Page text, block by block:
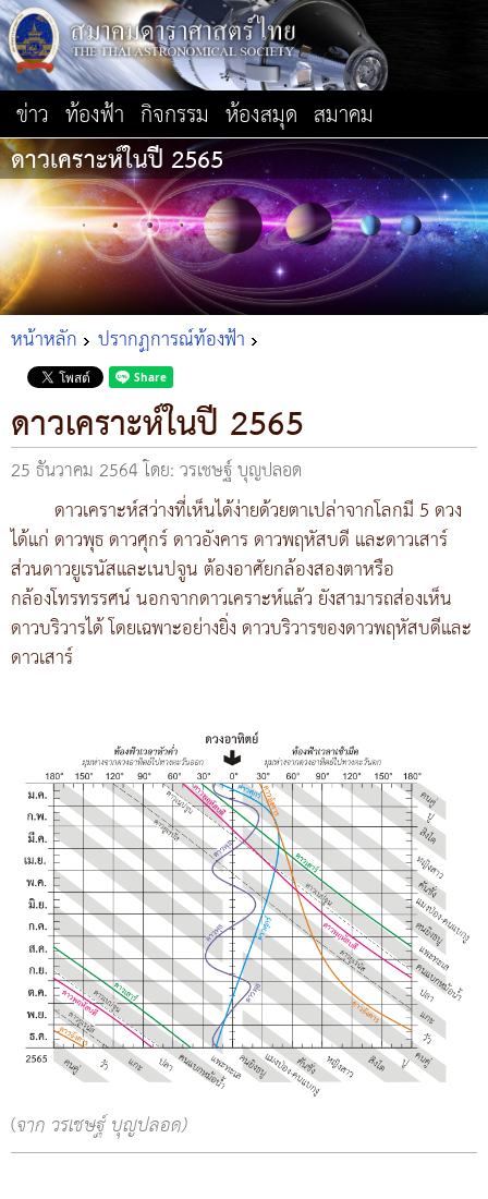
ข่าว ท้องฟ้า กิจกรรม ห้องสมุด สมาคม
ดาวเคราะห์ในปี 2565
หน้าหลัก ปรากฏการณ์ท้องฟ้า
ดาวเคราะห์ในปี 2565
25 ธันวาคม 2564โดย: วรเชษฐ์ บุญปลอด
ดาวเคราะห์สว่างที่เห็นได้ง่ายด้วยตาเปล่าจากโลกมี 5 ดวง
ได้แก่ ดาวพุธ ดาวศุกร์ ดาวอังคาร ดาวพฤหัสบดี และดาวเสาร์
ส่วนดาวยูเรนัสและเนปจูน ต้องอาศัยกล้องสองตาหรือ
กล้องโทรทรรศน์ นอกจากดาวเคราะห์แล้ว ยังสามารถส่องเห็น
ดาวบริวารได้ โดยเฉพาะอย่างยิ่ง ดาวบริวารของดาวพฤหัสบดีและ
ดาวเสาร์
(จาก วรเชษฐ์ บุญปลอด)